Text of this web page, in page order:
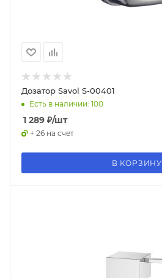
Дозатор Savol S-00401
Есть в наличии: 100
1 289 ₽/шт
+ 26 на счет
В КОРЗИНУ